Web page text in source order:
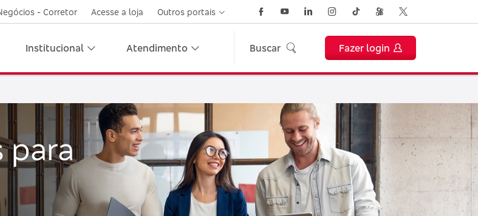
- Corretor Acesse a loja Outros portais
Institucional Atendimento Buscar Fazer login
para